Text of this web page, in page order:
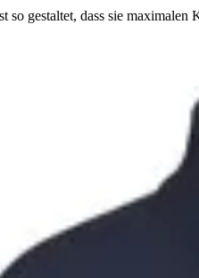
so gestaltet, dass sie